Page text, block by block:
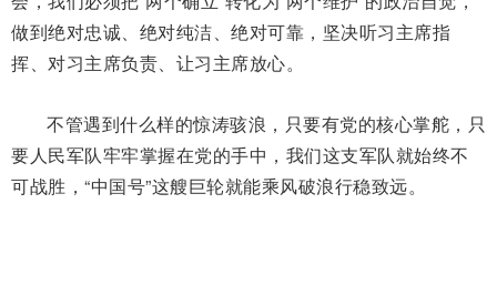
做到绝对忠诚、绝对纯洁、绝对可靠，坚决听习主席指
挥、对习主席负责、让习主席放心。
不管遇到什么样的惊涛骇浪，只要有党的核心掌舵，只
要人民军队牢牢掌握在党的手中，我们这支军队就始终不
可战胜，“中国号”这艘巨轮就能乘风破浪行稳致远。